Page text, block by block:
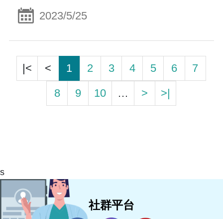
2023/5/25
|< < 1 2 3 4 5 6
7
8
9 10 … > >|
s
社群平台